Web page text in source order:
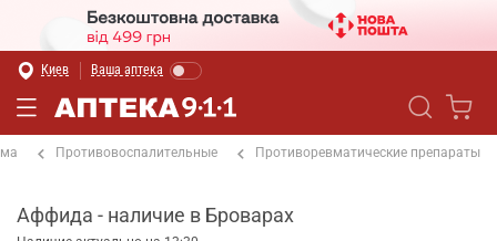
Киев Ваша аптека
Противовоспалительные Противоревматические препараты
Аффида - наличие в Броварах